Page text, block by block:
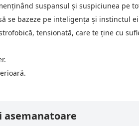
suspansul și suspiciunea pe
se bazeze pe inteligența și instinctul
tensionată, care te ține cu
asemanatoare